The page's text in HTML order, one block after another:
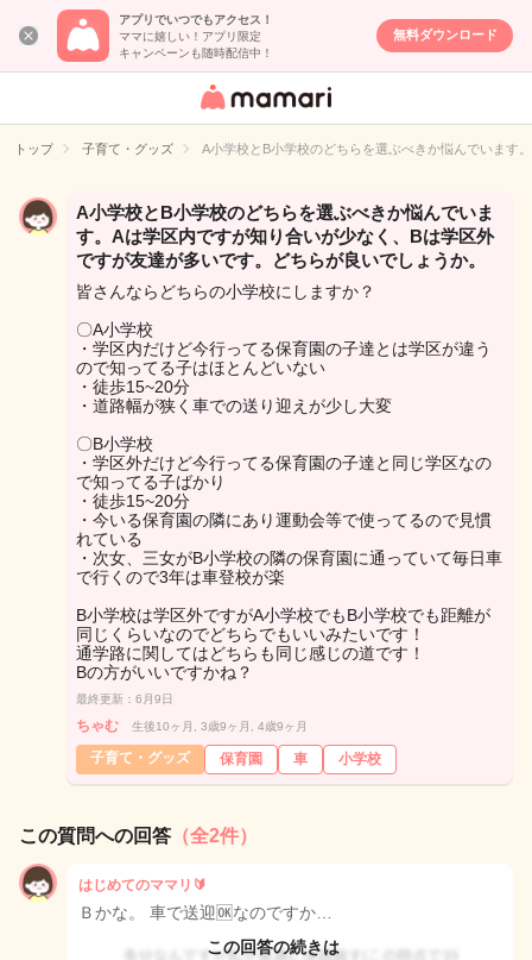
アプリでいつでもアクセス！
ママに嬉しい！アプリ限定
キャンペーンも随時配信中！
無料ダウンロード
女性専用匿名QA
イト
トップ 子育て・グッズ A小学校とB小学校のどちらを選ぶべきか悩んでいます
A小学校とB小学校のどちらを選ぶべきか悩んでいま
す。Aは学区内ですが知り合いが少なく、Bは学区外
ですが友達が多いです。どちらが良いでしょうか。
皆さんならどちらの小学校にしますか？
〇A小学校
・学区内だけど今行ってる保育園の子達とは学区が違う
ので知ってる子はほとんどいない
・徒歩15~20分
・道路幅が狭く車での送り迎えが少し大変
〇B小学校
・学区外だけど今行ってる保育園の子達と同じ学区なの
で知ってる子ばかり
・徒歩15~20分
・今いる保育園の隣にあり運動会等で使ってるので見慣
れている
・次女、三女がB小学校の隣の保育園に通っていて毎日車
で行くので3年は車登校が楽
B小学校は学区外ですがA小学校でもB小学校でも距離が
同じくらいなのでどちらでもいいみたいです！
通学路に関してはどちらも同じ感じの道です！
Bの方がいいですかね？
最終更新：6月9日
ちゃむ 生後10ヶ月, 3歳9ヶ月, 4歳9ヶ月
子育て・グッズ 保育園 車 小学校
この質問への回答 （全2件）
はじめてのママリ🔰
Ｂかな。 車で送迎🆗なのですか…
この回答の続きは